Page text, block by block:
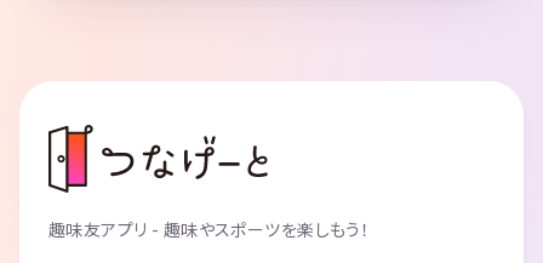
趣味友アプリ - 趣味やスポーツを楽しもう！